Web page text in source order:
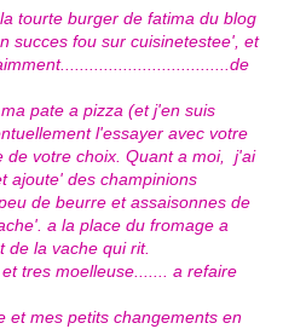
tourte burger de fatima du blog
succes fou sur cuisinetestee', et
pate a pizza (et j'en suis
l'essayer avec votre
de votre choix. Quant a moi, j'ai
ajoute' des champinions
de beurre et assaisonnes de
a la place du fromage a
de la vache qui rit.
tres moelleuse....... a refaire
et mes petits changements en